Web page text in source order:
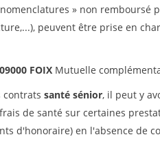
» non remboursé
peuvent être prise en
FOIX Mutuelle
contrats santé sénior, il peut y
de santé sur certaines
d'honoraire) en l'absence de